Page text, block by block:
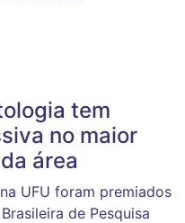
tem
no maior
área
UFU foram premiados
de Pesquisa